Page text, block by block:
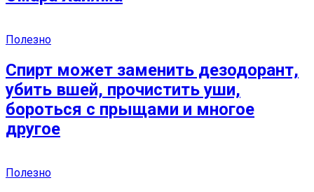
Полезно
Спирт может заменить дезодорант,
убить вшей, прочистить уши,
бороться с прыщами и многое
другое
Полезно